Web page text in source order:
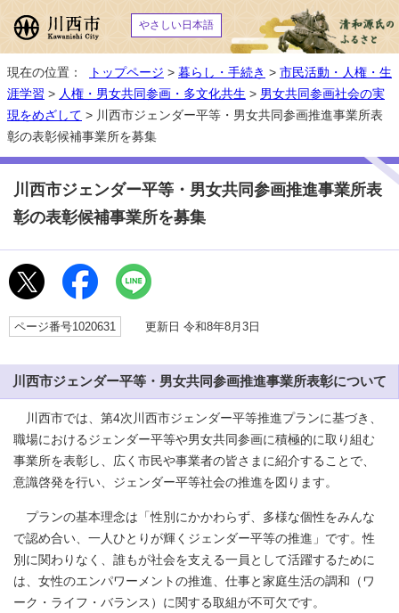
やさしい日本語
現在の位置： トップページ > 暮らし・手続き > 市民活動・人権・生
涯学習 > 人権・男女共同参画・多文化共生 > 男女共同参画社会の実
現をめざして > 川西市ジェンダー平等・男女共同参画推進事業所表
彰の表彰候補事業所を募集
川西市ジェンダー平等・男女共同参画推進事業所表
彰の表彰候補事業所を募集
ページ番号1020631 更新日 令和8年8月3日
川西市ジェンダー平等・男女共同参画推進事業所表彰について
川西市では、第4次川西市ジェンダー平等推進プランに基づき、
職場におけるジェンダー平等や男女共同参画に積極的に取り組む
事業所を表彰し、広く市民や事業者の皆さまに紹介することで、
意識啓発を行い、ジェンダー平等社会の推進を図ります。
プランの基本理念は「性別にかかわらず、多様な個性をみんな
で認め合い、一人ひとりが輝くジェンダー平等の推進」です。性
別に関わりなく、誰もが社会を支える一員として活躍するために
は、女性のエンパワーメントの推進、仕事と家庭生活の調和（ワ
ーク・ライフ・バランス）に関する取組が不可欠です。